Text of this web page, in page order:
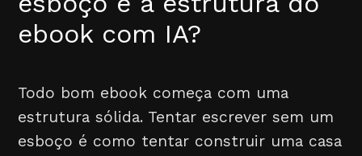
ebook com IA?
Todo bom ebook começa com uma
estrutura sólida. Tentar escrever sem um
esboço é como tentar construir uma casa